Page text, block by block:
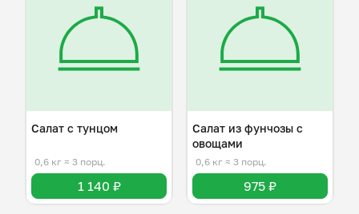
Салат с тунцом
0,6 кг ≈ 3 порц.
1 140 ₽
Салат из фунчозы с
овощами
0,6 кг ≈ 3 порц.
975 ₽